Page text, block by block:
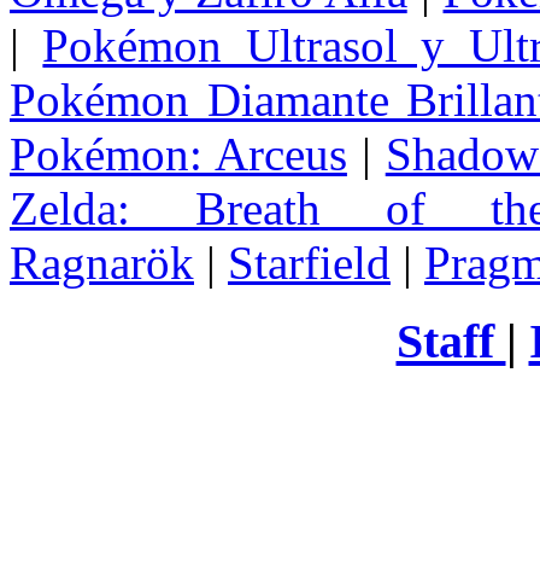
| Pokémon Ultrasol y
Pokémon Diamante
Pokémon: Arceus |
Zelda: Breath of
Ragnarök | Starfield |
Staff |